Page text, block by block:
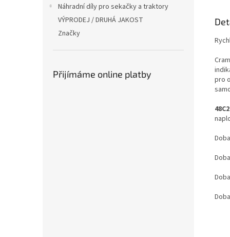
Náhradní díly pro sekačky a traktory
VÝPRODEJ / DRUHÁ JAKOST
Značky
Přijímáme online platby
pro